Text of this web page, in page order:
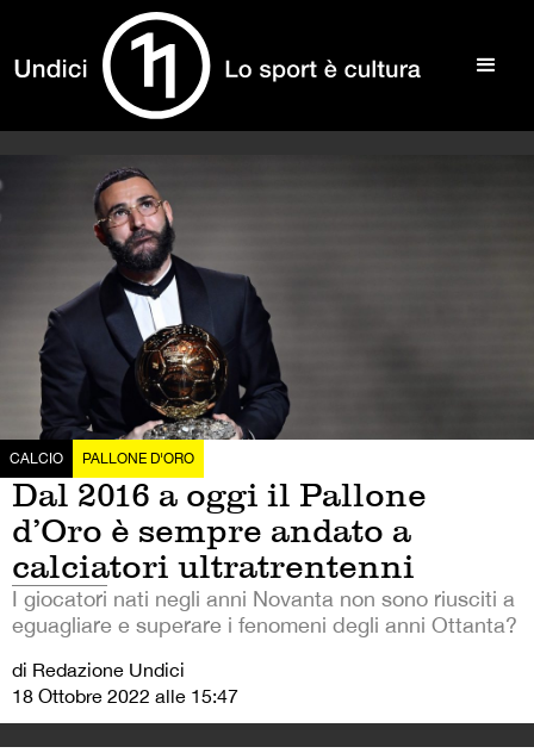
CALCIO PALLONE D'ORO
Dal 2016 a oggi il Pallone
d’Oro è sempre andato a
calciatori ultratrentenni
I giocatori nati negli anni Novanta non sono riusciti a
eguagliare e superare i fenomeni degli anni Ottanta?
di Redazione Undici
18 Ottobre 2022 alle 15:47